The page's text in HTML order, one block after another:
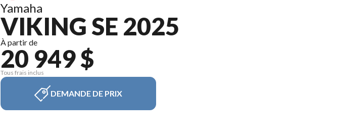
Yamaha
VIKING SE 2025
À partir de
20 949 $
Tous frais inclus
DEMANDE DE PRIX